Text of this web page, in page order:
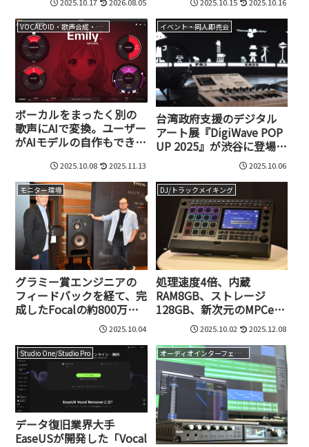
16,800円!? MPC伝統のレ
トロカラーも
VOCALOID・歌声合成・音声合成
ボーカルをまったく別の
歌声にAIで変換。ユーザー
がAIモデルの自作もできる
2025.10.08 2025.11.13
イベント・同人即売会
台湾政府支援のデジタル
アート展『DigiWave POP
UP 2025』が渋谷に登場！
台湾版チームラボとも称
されるULTRACOMBOSが
制作
2025.10.06
モニター環境
グラミー賞エンジニアの
フィードバックを経て、完
成したFocalの約800万円
フラッグシップスタジオ
モニターUtopia Main2025.10.04
DJ/トラックメイキング
処理速度4倍、内蔵
RAM8GB、ストレージ
128GB、新次元のMPCeパ
ッド搭載など、大幅強化さ
れたAKAI MPC Live III誕
生！
2025.10.02 2025.12.08
Studio One/Studio Pro
データ復旧業界大手
EaseUSが開発した「Vocal
オーディオインターフェイス